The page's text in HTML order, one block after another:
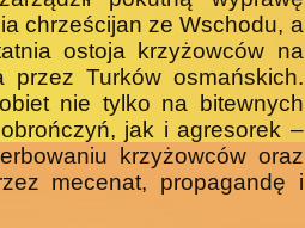
chrześcijan ze Wschodu, a
ostoja krzyżowców na
przez Turków osmańskich.
nie tylko na bitewnych
jak i agresorek –
krzyżowców oraz
mecenat, propagandę i